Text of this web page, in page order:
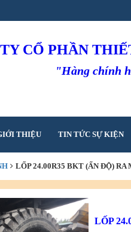
CỔ PHẦN
"Hàng chính
THIỆU TIN TỨC SỰ KIỆN
LỐP 24.00R35 BKT (ẤN ĐỘ)
LỐP